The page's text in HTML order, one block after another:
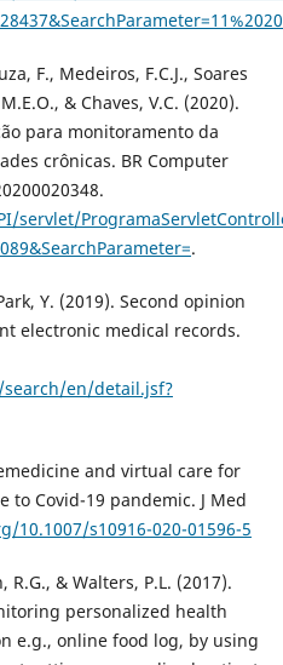
F., Medeiros, F.C.J., Soares
& Chaves, V.C. (2020).
para monitoramento da
crônicas. BR Computer
servlet/
.
Y. (2019). Second opinion
electronic medical records.
en/detail.jsf?
and virtual care for
Covid-19 pandemic. J Med
10.1007/s10916-020-01596-5
R.G., & Walters, P.L. (2017).
personalized health
e.g., online food log, by using